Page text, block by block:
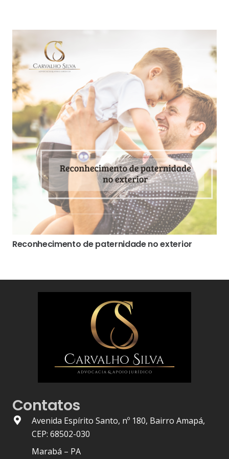
Reconhecimento de paternidade no exterior
Contatos
Avenida Espírito Santo, nº 180, Bairro Amapá,
CEP: 68502-030
Marabá – PA